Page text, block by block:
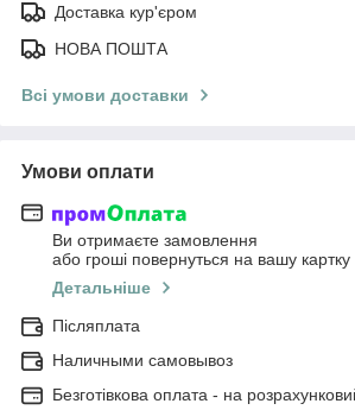
Доставка кур'єром
НОВА ПОШТА
Всі умови доставки
Умови оплати
Ви отримаєте замовлення
або гроші повернуться на вашу картку
Детальніше
Післяплата
Наличными самовывоз
Безготівкова оплата - на